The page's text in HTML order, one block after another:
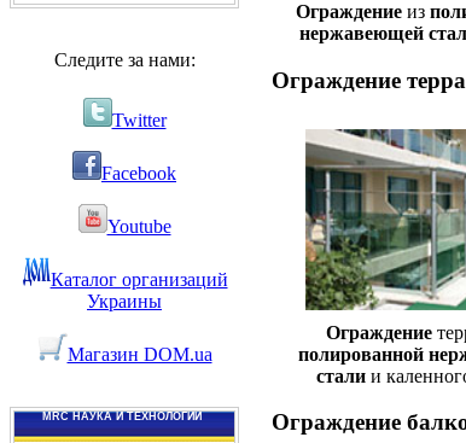
Следите за нами:
Twitter
Facebook
Youtube
Каталог организаций
Украины
Магазин DOM.ua
MRC НАУКА И ТЕХНОЛОГИИ
Oграждение из
нержавеющей
Ограждение
Oграждение
полированной
стали и
Ограждение